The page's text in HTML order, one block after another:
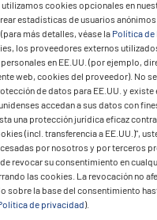
cookies opcionales en
estadísticas de usuarios
más detalles, véase la Política de
los proveedores externos
en EE.UU. (por ejemplo,
web, cookies del proveedor). No
de datos para EE.UU. y existe
accedan a sus datos con
una protección jurídica eficaz
(incl. transferencia a EE.UU.)",
por nosotros y por terceros
revocar su consentimiento en
las cookies. La revocación no
sobre la base del consentimiento
de privacidad).
y simplifica los
de tripulaciones, las
de rutas y los
se gestionan en una
Se han conseguido
a una mejor
carga manual. El
más rápidamente
una sólida